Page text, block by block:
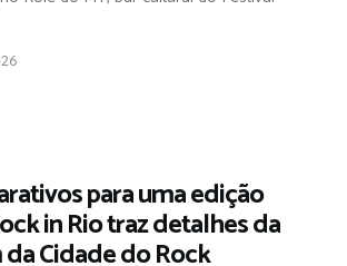
para uma edição
in Rio traz detalhes da
Cidade do Rock